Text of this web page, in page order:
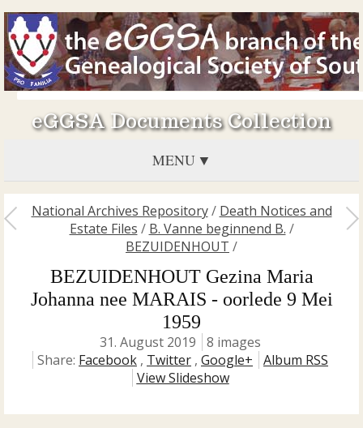
eGGSA Documents Collection
MENU
National Archives Repository/ Death Notices and
Estate Files / B. Vanne beginnend B. /
BEZUIDENHOUT /
BEZUIDENHOUT Gezina Maria
Johanna nee MARAIS - oorlede 9 Mei
1959
31. August 2019
8 images
Share: Facebook , Twitter , Google+
Album RSS
View Slideshow